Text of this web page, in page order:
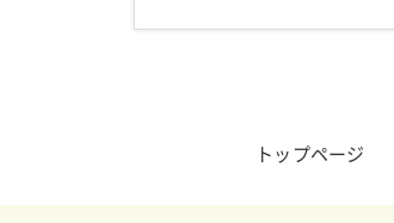
トップページ